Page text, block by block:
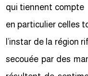
qui tiennent compte
en particulier celles
l’instar de la région
secouée par des